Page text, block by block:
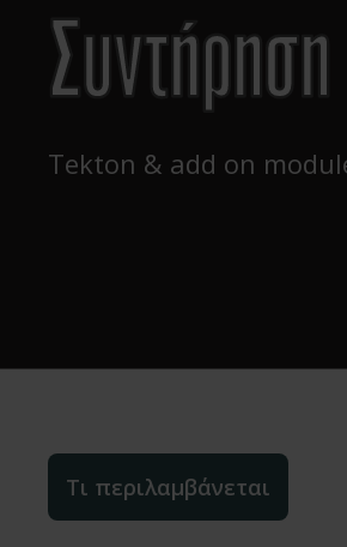
Tekton & add on
Τι περιλαμβάνεται